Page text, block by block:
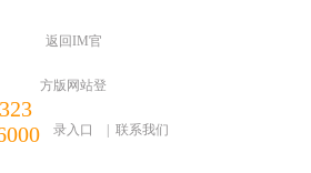
返回IM官
方版网站登
录入口 联系我们